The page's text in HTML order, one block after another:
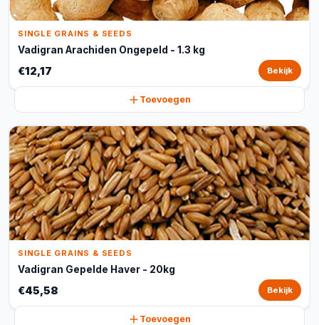
SINGLE GRAINS & SEEDS
Vadigran Arachiden Ongepeld - 1.3 kg
€12,17 Bekijk
Toevoegen
SINGLE GRAINS & SEEDS
Vadigran Gepelde Haver - 20kg
€45,58 Bekijk
Toevoegen